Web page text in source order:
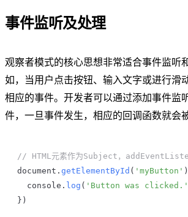
事件监听及处理
观察者模式的核心思想非常适合事件监听
如，当用户点击按钮、输入文字或进行滑
相应的事件。开发者可以通过添加事件监
件，一旦事件发生，相应的回调函数就会
// HTML元素作为Subject，
document . getElementById ( 'myButton'
  console
. log ( 'Button was clicked.'
})